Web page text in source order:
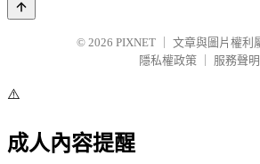
© 2026 PIXNET
文章與圖片權利
隱私權政策
服務聲明
⚠️
成人內容提醒